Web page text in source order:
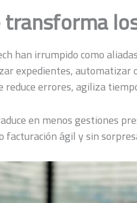
han irrumpido como
expedientes, automatizar
errores, agiliza
en menos gestiones
facturación ágil y sin